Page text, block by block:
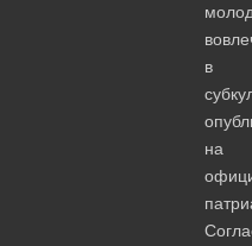
в
на